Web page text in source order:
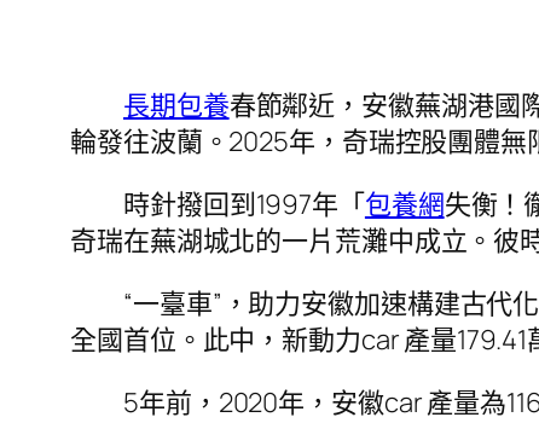
長期包養春節鄰近，安徽蕪湖港國
輪發往波蘭。2025年，奇瑞控股團體
時針撥回到1997年「包養網失衡！
奇瑞在蕪湖城北的一片荒灘中成立。彼
“一臺車”，助力安徽加速構建古代
全國首位。此中，新動力car 產量
5年前，2020年，安徽car 產量為